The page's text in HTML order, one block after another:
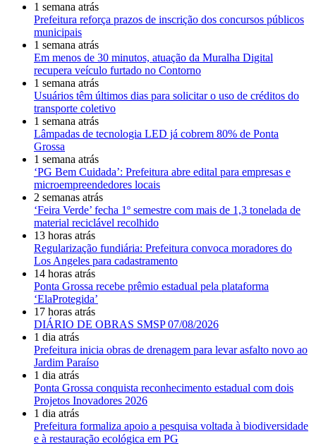
1 semana atrás
Prefeitura reforça prazos de inscrição dos concursos públicos
municipais
1 semana atrás
Em menos de 30 minutos, atuação da Muralha Digital
recupera veículo furtado no Contorno
1 semana atrás
Usuários têm últimos dias para solicitar o uso de créditos do
transporte coletivo
1 semana atrás
Lâmpadas de tecnologia LED já cobrem 80% de Ponta
Grossa
1 semana atrás
‘PG Bem Cuidada’: Prefeitura abre edital para empresas e
microempreendedores locais
2 semanas atrás
‘Feira Verde’ fecha 1º semestre com mais de 1,3 tonelada de
material reciclável recolhido
13 horas atrás
Regularização fundiária: Prefeitura convoca moradores do
Los Angeles para cadastramento
14 horas atrás
Ponta Grossa recebe prêmio estadual pela plataforma
‘ElaProtegida’
17 horas atrás
DIÁRIO DE OBRAS SMSP 07/08/2026
1 dia atrás
Prefeitura inicia obras de drenagem para levar asfalto novo ao
Jardim Paraíso
1 dia atrás
Ponta Grossa conquista reconhecimento estadual com dois
Projetos Inovadores 2026
1 dia atrás
Prefeitura formaliza apoio a pesquisa voltada à biodiversidade
e à restauração ecológica em PG